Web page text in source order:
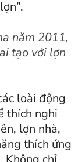
năm 2011,
tạo với lợn
loài động
thích nghi
lợn nhà,
thích ứng